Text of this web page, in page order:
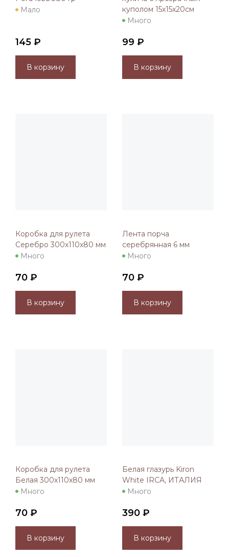
Мало
145 ₽
В корзину
куполом 15х15х20см
Много
99 ₽
В корзину
Коробка для рулета
Серебро 300х110х80 мм
Много
70 ₽
В корзину
Лента порча
серебрянная 6 мм
Много
70 ₽
В корзину
Коробка для рулета
Белая 300х110х80 мм
Много
70 ₽
В корзину
Белая глазурь Kiron
White IRCA, ИТАЛИЯ
Много
390 ₽
В корзину